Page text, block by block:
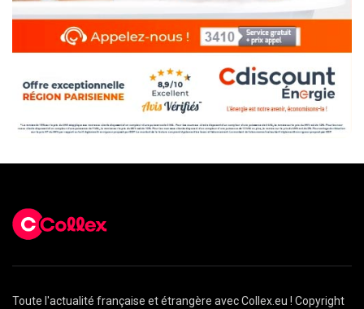
Toute l'actualité française et étrangère avec Collex.eu ! Copyright